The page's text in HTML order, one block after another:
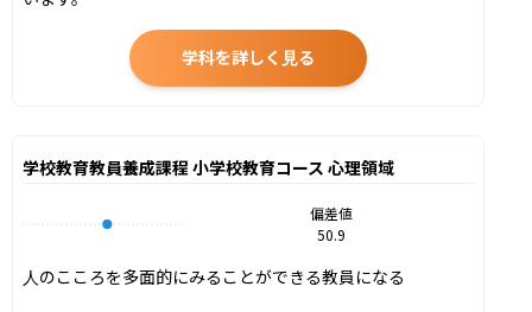
学科を詳しく見る
学校教育教員養成課程 小学校教育コース 心理領域
偏差値
50.9
人のこころを多面的にみることができる教員になる